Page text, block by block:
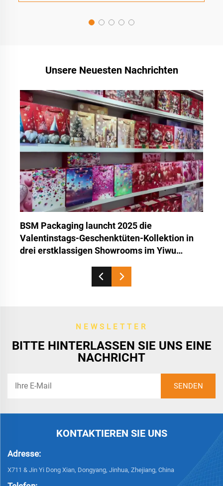
Unsere Neuesten Nachrichten
BSM Packaging launcht 2025 die
Valentinstags-Geschenktüten-Kollektion in
drei erstklassigen Showrooms im Yiwu
NEWSLETTER
BITTE HINTERLASSEN SIE UNS EINE
NACHRICHT
KONTAKTIEREN SIE UNS
Adresse:
X711 & Jin Yi Dong Xian, Dongyang, Jinhua, Zhejiang, China